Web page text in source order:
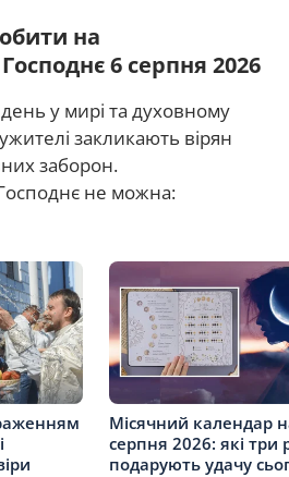
на
6 серпня 2026
у мирі та духовному
закликають вірян
заборон.
не можна:
Місячний календар
серпня 2026: які три
подарують удачу